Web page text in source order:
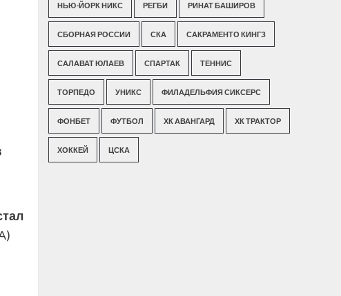
НЬЮ-ЙОРК НИКС РЕГБИ РИНАТ БАШИРОВ
СБОРНАЯ РОССИИ СКА САКРАМЕНТО КИНГЗ
САЛАВАТ ЮЛАЕВ СПАРТАК ТЕННИС
ТОРПЕДО УНИКС ФИЛАДЕЛЬФИЯ СИКСЕРС
ФОНБЕТ ФУТБОЛ ХК АВАНГАРД ХК ТРАКТОР
ХОККЕЙ ЦСКА